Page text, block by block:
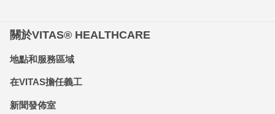
關於VITAS® HEALTHCARE
地點和服務區域
在VITAS擔任義工
新聞發佈室